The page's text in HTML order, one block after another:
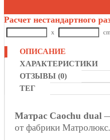
Расчет нестандартного
x
ОПИСАНИЕ
ХАРАКТЕРИСТИКИ
ОТЗЫВЫ (0)
ТЕГ
Матрас Caochu dual
от фабрики Матролюкс.